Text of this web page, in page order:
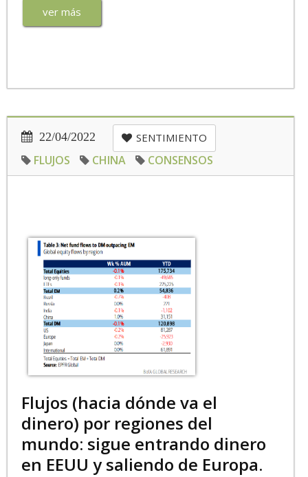
ver más
22/04/2022 SENTIMIENTO
FLUJOS CHINA CONSENSOS
Flujos (hacia dónde va el
dinero) por regiones del
mundo: sigue entrando dinero
en EEUU y saliendo de Europa.